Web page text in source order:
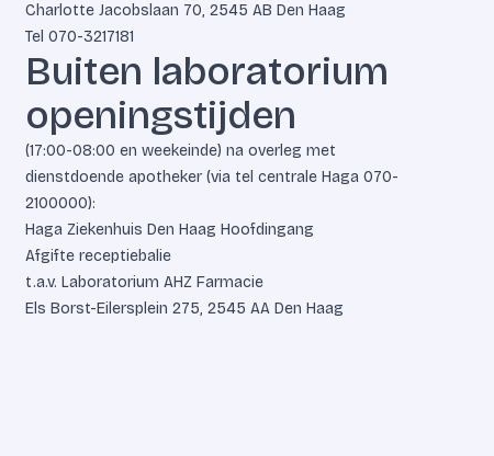
Charlotte Jacobslaan 70, 2545 AB Den Haag
Tel070-3217181
Buiten laboratorium
openingstijden
(17:00-08:00 en weekeinde) na overleg met
dienstdoende apotheker (via tel centrale Haga070-
2100000):
Haga Ziekenhuis Den Haag Hoofdingang
Afgifte receptiebalie
t.a.v. Laboratorium AHZ Farmacie
Els Borst-Eilersplein 275, 2545 AA Den Haag